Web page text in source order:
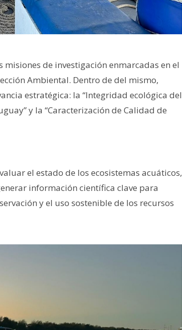
de investigación enmarcadas en el
Ambiental. Dentro de del mismo,
estratégica: la “Integridad ecológica del
y la “Caracterización de Calidad de
el estado de los ecosistemas acuáticos,
información científica clave para
y el uso sostenible de los recursos